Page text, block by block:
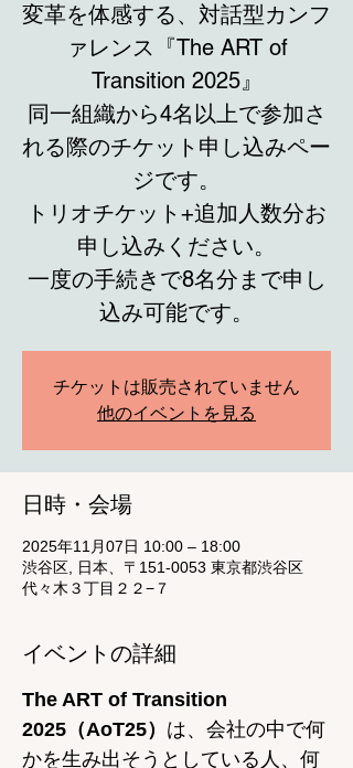
変革を体感する、対話型カンフ
ァレンス『The ART of
Transition 2025』
同一組織から4名以上で参加さ
れる際のチケット申し込みペー
ジです。
トリオチケット+追加人数分お
申し込みください。
一度の手続きで8名分まで申し
込み可能です。
チケットは販売されていません
他のイベントを見る
日時・会場
2025年11月07日 10:00 – 18:00
渋谷区, 日本、〒151-0053 東京都渋谷区
代々木３丁目２２−７
イベントの詳細
The ART of Transition
2025（AoT25） は、会社の中で何
かを生み出そうとしている人、何